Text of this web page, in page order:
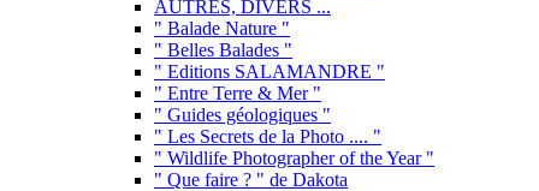
AUTRES, DIVERS ...
" Balade Nature "
" Belles Balades "
" Editions SALAMANDRE "
" Entre Terre & Mer "
" Guides géologiques "
" Les Secrets de la Photo .... "
" Wildlife Photographer of the Year "
" Que faire ? " de Dakota